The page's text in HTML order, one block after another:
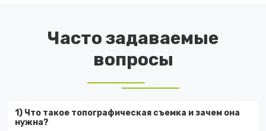
Часто задаваемые
вопросы
1) Что такое топографическая съемка и зачем она
нужна?